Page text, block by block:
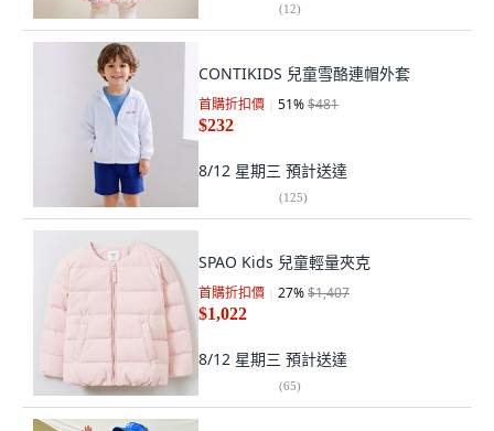
(12)
CONTIKIDS 兒童雪酪連帽外套
首購折扣價 51%$481
$232
8/12 星期三 預計送達
(125)
SPAO Kids 兒童輕量夾克
首購折扣價 27%$1,407
$1,022
8/12 星期三 預計送達
(65)